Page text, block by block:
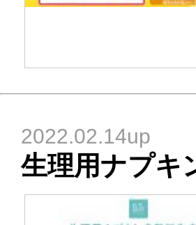
2022.02.14up
生理用ナプキ